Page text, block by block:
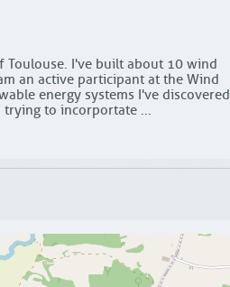
Toulouse. I've built about 10 wind
an active participant at the Wind
energy systems I've discovered
trying to incorportate ...